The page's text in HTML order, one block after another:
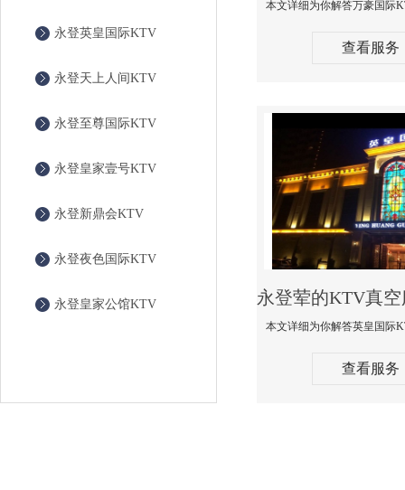
永登英皇国际KTV
永登天上人间KTV
永登至尊国际KTV
永登皇家壹号KTV
永登新鼎会KTV
永登夜色国际KTV
永登皇家公馆KTV
查看服务
查看服务